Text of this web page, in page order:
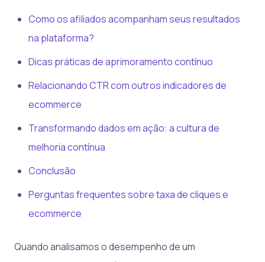
Como os afiliados acompanham seus resultados
na plataforma?
Dicas práticas de aprimoramento contínuo
Relacionando CTR com outros indicadores de
ecommerce
Transformando dados em ação: a cultura de
melhoria contínua
Conclusão
Perguntas frequentes sobre taxa de cliques e
ecommerce
Quando analisamos o desempenho de um